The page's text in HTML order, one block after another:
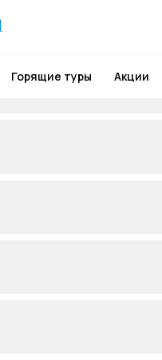
Горящие туры Акции